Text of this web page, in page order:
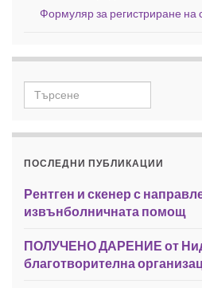
Формуляр за регистриране на
Search for:
ПОСЛЕДНИ ПУБЛИКАЦИИ
Рентген и скенер с
извънболничната помощ
ПОЛУЧЕНО ДАРЕНИЕ от
благотворителна